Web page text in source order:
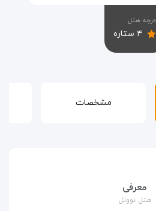
درجه هتل
مشخصات
معرفی
هتل نووتل